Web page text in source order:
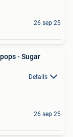
26 sep 25
- Sugar
Details
26 sep 25